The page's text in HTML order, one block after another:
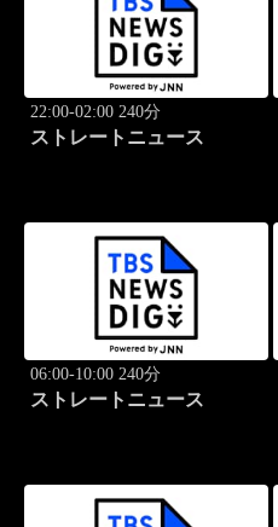
22:00-02:00 240分
ストレートニュース
06:00-10:00 240分
ストレートニュース